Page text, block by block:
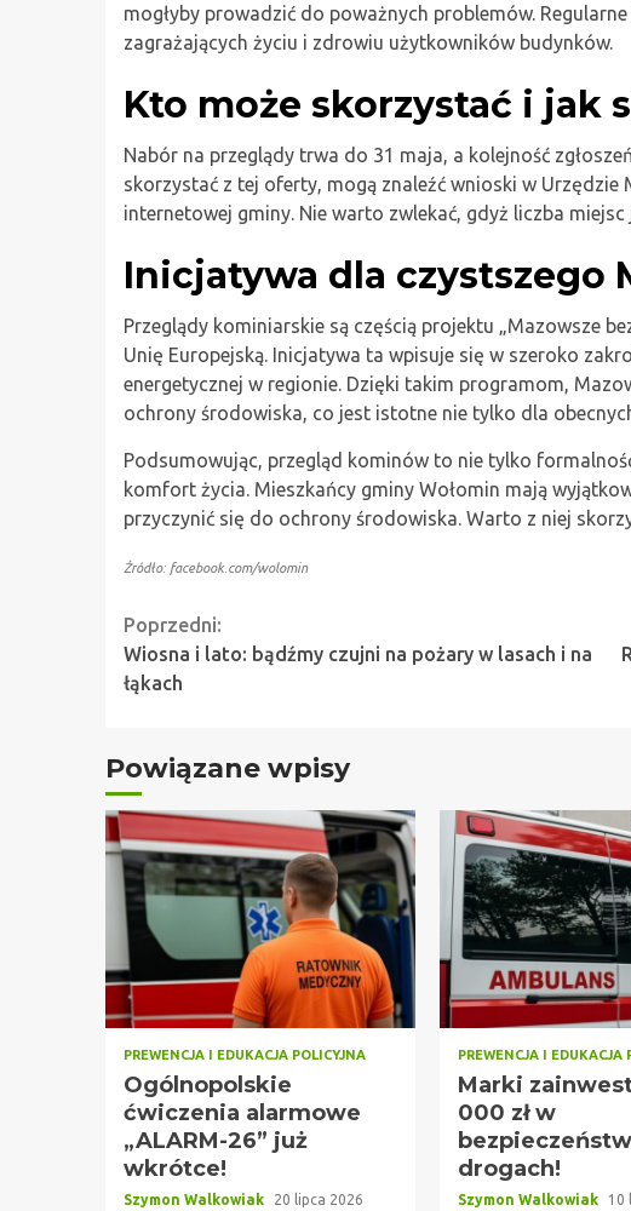
mogłyby prowadzić do poważnych problemów.
zagrażających życiu i zdrowiu użytkowników budynków.
Kto może skorzystać i jak
Nabór na przeglądy trwa do 31 maja, a kolejność
skorzystać z tej oferty, mogą znaleźć wnioski w
internetowej gminy. Nie warto zwlekać, gdyż liczba
Inicjatywa dla czystszego
Przeglądy kominiarskie są częścią projektu „Mazowsze
Unię Europejską. Inicjatywa ta wpisuje się w szeroko
energetycznej w regionie. Dzięki takim programom,
ochrony środowiska, co jest istotne nie tylko dla
Podsumowując, przegląd kominów to nie tylko
komfort życia. Mieszkańcy gminy Wołomin mają
przyczynić się do ochrony środowiska. Warto z niej
Źródło: facebook.com/wolomin
Continue
Reading
Poprzedni:
Wiosna i lato: bądźmy czujni na pożary w lasach i na
łąkach
Powiązane wpisy
PREWENCJA I EDUKACJA POLICYJNA
Ogólnopolskie
ćwiczenia alarmowe
„ALARM-26” już
wkrótce!
Szymon Walkowiak
20 lipca 2026
PREWENCJA I EDUKACJA
Marki
000 zł w
drogach!
Szymon Walkowiak
10